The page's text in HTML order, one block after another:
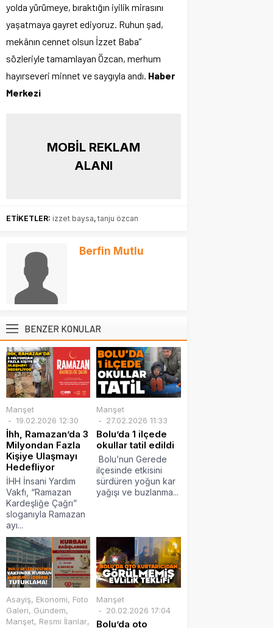
yolda yürümeye, bıraktığın iyilik mirasını
yaşatmaya gayret ediyoruz. Ruhun şad,
mekânın cennet olsun İzzet Baba”
sözleriyle tamamlayan Özcan, merhum
hayırseveri minnet ve saygıyla andı. Haber
Merkezi
MOBİL REKLAM
ALANI
ETİKETLER: izzet baysa, tanju özcan
Berfin Mutlu
BENZER KONULAR
Manşet
19.02.2026 12:30
İhh, Ramazan’da 3
Milyondan Fazla
Kişiye Ulaşmayı
Hedefliyor
İHH İnsani Yardım
Vakfı, “Ramazan
Kardeşliğe Çağrı”
sloganıyla Ramazan
ayı...
Manşet
27.02.2026 11:33
Bolu’da 1 ilçede
okullar tatil edildi
Bolu’nun Gerede
ilçesinde etkisini
sürdüren yoğun kar
yağışı ve buzlanma...
Asayiş, Ekonomi, Foto
Galeri, Gündem,
Manşet, Resmi İlanlar,
Manşet
20.02.2026 17:04
Bolu’da oto